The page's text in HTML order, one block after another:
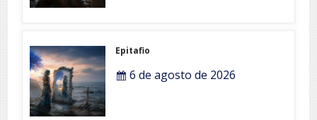
Epitafio
6 de agosto de 2026